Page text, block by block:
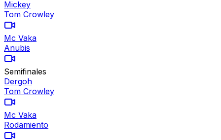
Mickey
Tom Crowley
Mc Vaka
Anubis
Semifinales
Dergoh
Tom Crowley
Mc Vaka
Rodamiento